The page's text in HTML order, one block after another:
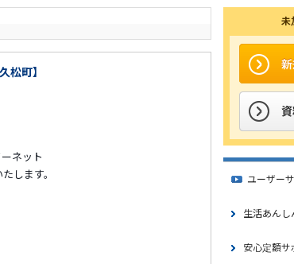
町】
ネット
します。
未
ユーザー
生活あんし
安心定額サ